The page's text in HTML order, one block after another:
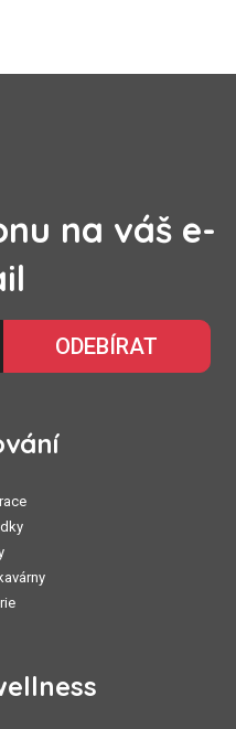
na váš e-
ODEBÍRAT